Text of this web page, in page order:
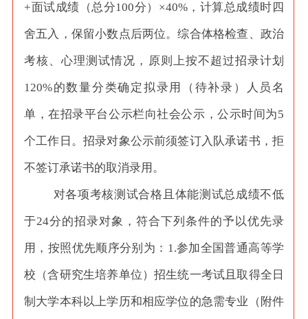
+面试成绩（总分100分）×40%，计算总成绩时四
舍五入，保留小数点后两位。综合体格检查、政治
考核、心理测试情况，原则上按不超过招录计划
120%的数量分类确定拟录用（待补录）人员名
单，在招录平台公示栏向社会公示，公示时间为5
个工作日。招录对象公示前须签订入队承诺书，拒
不签订承诺书的取消录用。
对各项考核测试合格且体能测试总成绩不低
于24分的招录对象，符合下列条件的予以优先录
用，按照优先顺序分别为：1.参加全国普通高等学
校（含研究生培养单位）招生统一考试且取得全日
制大学本科以上学历和相应学位的急需专业（附件